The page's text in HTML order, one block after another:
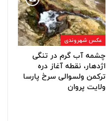
عکس شهروندی
چشمه آب گرم در تنگی
اژدهار، نقطه آغاز دره
ترکمن ولسوالی سرخ پارسا
ولایت پروان